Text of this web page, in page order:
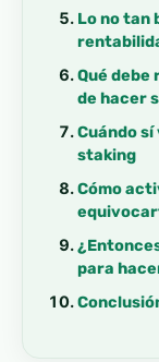
Lo no tan
Qué debe
de hacer
Cuándo sí
staking
Cómo
para